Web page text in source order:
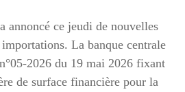
annoncé ce jeudi de nouvelles
La banque centrale
n°05-2026 du 19 mai 2026 fixant
de surface financière pour la